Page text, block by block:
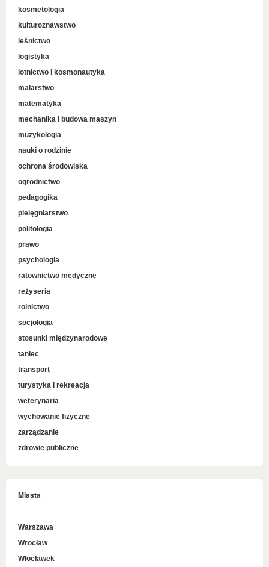
kosmetologia
kulturoznawstwo
leśnictwo
logistyka
lotnictwo i kosmonautyka
malarstwo
matematyka
mechanika i budowa maszyn
muzykologia
nauki o rodzinie
ochrona środowiska
ogrodnictwo
pedagogika
pielęgniarstwo
politologia
prawo
psychologia
ratownictwo medyczne
reżyseria
rolnictwo
socjologia
stosunki międzynarodowe
taniec
transport
turystyka i rekreacja
weterynaria
wychowanie fizyczne
zarządzanie
zdrowie publiczne
Miasta
Warszawa
Wrocław
Włocławek